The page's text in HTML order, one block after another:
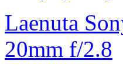
Laenuta
20mm f/2.8